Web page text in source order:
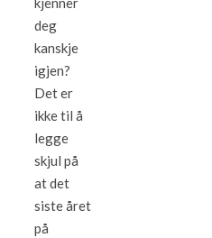
deg
kanskje
igjen?
Det er
ikke til å
legge
skjul på
at det
siste året
på